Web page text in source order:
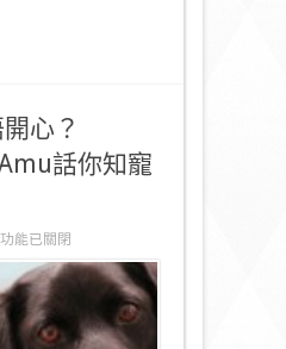
心？
話你知寵
能已關閉